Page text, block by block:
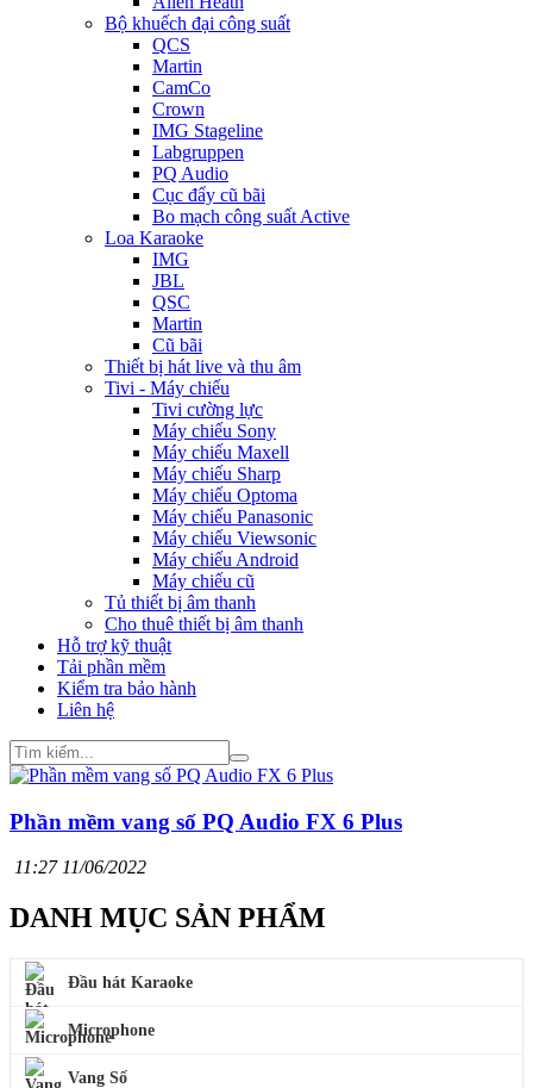
Bộ khuếch đại công suất
QCS
Martin
CamCo
Crown
IMG Stageline
Labgruppen
PQ Audio
Cục đẩy cũ bãi
Bo mạch công suất Active
Loa Karaoke
IMG
JBL
QSC
Martin
Cũ bãi
Thiết bị hát live và thu âm
Tivi - Máy chiếu
Tivi cường lực
Máy chiếu Sony
Máy chiếu Maxell
Máy chiếu Sharp
Máy chiếu Optoma
Máy chiếu Panasonic
Máy chiếu Viewsonic
Máy chiếu Android
Máy chiếu cũ
Tủ thiết bị âm thanh
Cho thuê thiết bị âm thanh
Hỗ trợ kỹ thuật
Tải phần mềm
Kiểm tra bảo hành
Liên hệ
Phần mềm vang số PQ Audio FX 6 Plus
11:27 11/06/2022
DANH MỤC SẢN PHẨM
Đầu hát Karaoke
Microphone
Vang Số